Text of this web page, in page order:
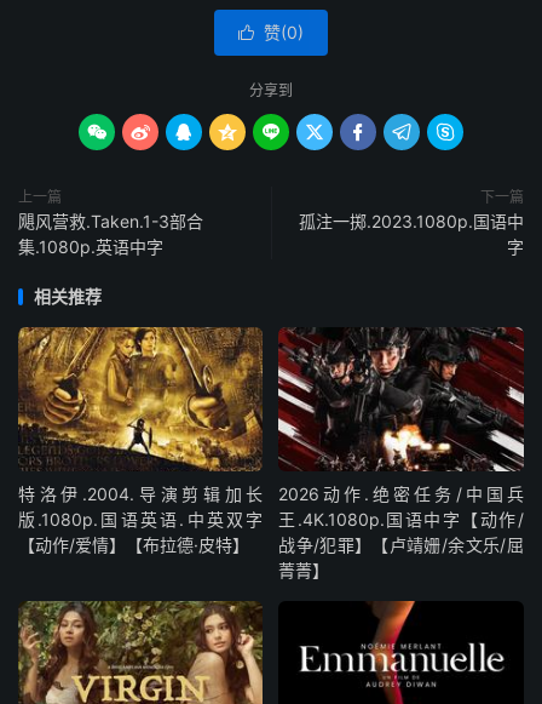
 赞(0)
分享到
        
上一篇
飓风营救.Taken.1-3部合
集.1080p.英语中字
下一篇
孤注一掷.2023.1080p.国语中
字
相关推荐
特洛伊.2004.导演剪辑加长
版.1080p.国语英语.中英双字
【动作/爱情】【布拉德·皮特】
2026动作.绝密任务/中国兵
王.4K.1080p.国语中字【动作/
战争/犯罪】【卢靖姗/余文乐/屈
菁菁】